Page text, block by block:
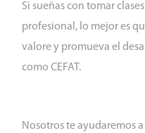
Si sueñas con tomar
profesional, lo mejor es
valore y promueva el
como CEFAT.
Nosotros te ayudaremos